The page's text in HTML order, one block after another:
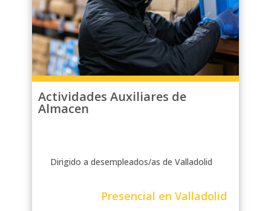
Actividades Auxiliares de
Almacen
Dirigido a desempleados/as de Valladolid
Presencial en Valladolid